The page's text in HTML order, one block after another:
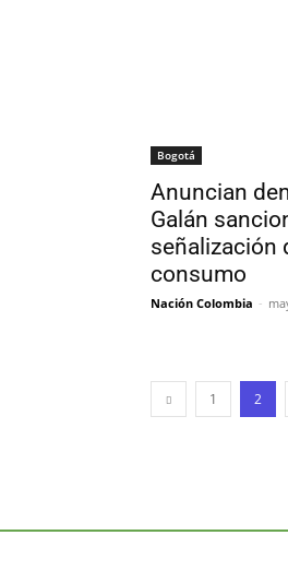
Bogotá
Anuncian
Galán
señalización
consumo
Nación Colombia -
1 2